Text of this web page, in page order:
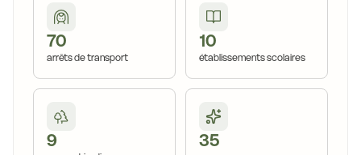
70
arrêts de transport
10
établissements scolaires
9 35